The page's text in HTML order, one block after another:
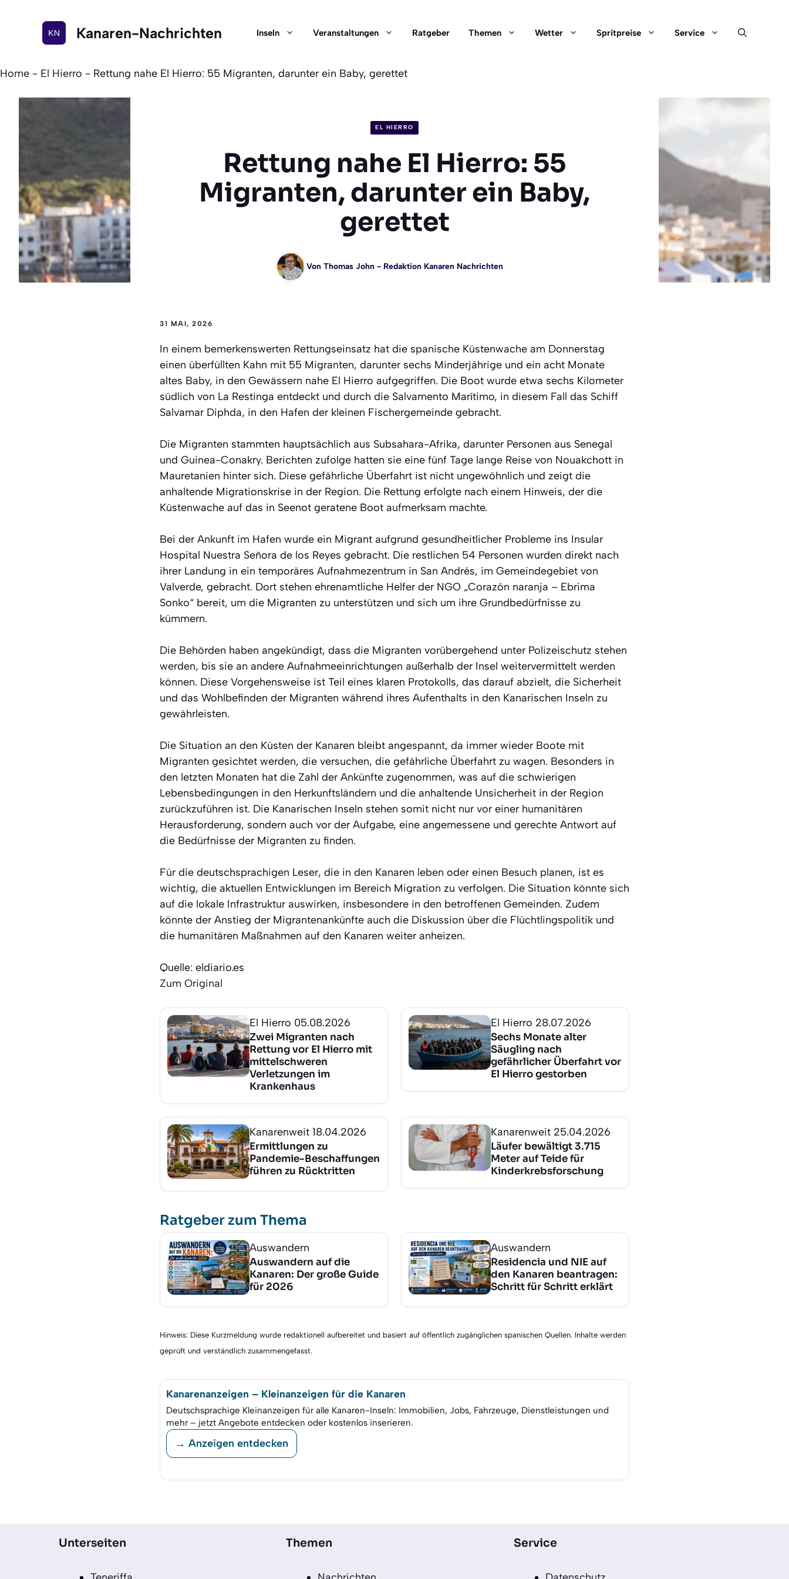
Kanaren-Nachrichten Inseln Veranstaltungen Ratgeber Themen Wetter Spritpreise Service
Home - El Hierro - Rettung nahe El Hierro: 55 Migranten, darunter ein Baby, gerettet
EL HIERRO
Rettung nahe El Hierro: 55
Migranten, darunter ein Baby,
gerettet
Von Thomas John- Redaktion Kanaren Nachrichten
31 MAI, 2026
In einem bemerkenswerten Rettungseinsatz hat die spanische Küstenwache am Donnerstag
einen überfüllten Kahn mit 55 Migranten, darunter sechs Minderjährige und ein acht Monate
altes Baby, in den Gewässern nahe El Hierro aufgegriffen. Die Boot wurde etwa sechs Kilometer
südlich von La Restinga entdeckt und durch die Salvamento Marítimo, in diesem Fall das Schiff
Salvamar Diphda, in den Hafen der kleinen Fischergemeinde gebracht.
Die Migranten stammten hauptsächlich aus Subsahara-Afrika, darunter Personen aus Senegal
und Guinea-Conakry. Berichten zufolge hatten sie eine fünf Tage lange Reise von Nouakchott in
Mauretanien hinter sich. Diese gefährliche Überfahrt ist nicht ungewöhnlich und zeigt die
anhaltende Migrationskrise in der Region. Die Rettung erfolgte nach einem Hinweis, der die
Küstenwache auf das in Seenot geratene Boot aufmerksam machte.
Bei der Ankunft im Hafen wurde ein Migrant aufgrund gesundheitlicher Probleme ins Insular
Hospital Nuestra Señora de los Reyes gebracht. Die restlichen 54 Personen wurden direkt nach
ihrer Landung in ein temporäres Aufnahmezentrum in San Andrés, im Gemeindegebiet von
Valverde, gebracht. Dort stehen ehrenamtliche Helfer der NGO „Corazón naranja – Ebrima
Sonko“ bereit, um die Migranten zu unterstützen und sich um ihre Grundbedürfnisse zu
kümmern.
Die Behörden haben angekündigt, dass die Migranten vorübergehend unter Polizeischutz stehen
werden, bis sie an andere Aufnahmeeinrichtungen außerhalb der Insel weitervermittelt werden
können. Diese Vorgehensweise ist Teil eines klaren Protokolls, das darauf abzielt, die Sicherheit
und das Wohlbefinden der Migranten während ihres Aufenthalts in den Kanarischen Inseln zu
gewährleisten.
Die Situation an den Küsten der Kanaren bleibt angespannt, da immer wieder Boote mit
Migranten gesichtet werden, die versuchen, die gefährliche Überfahrt zu wagen. Besonders in
den letzten Monaten hat die Zahl der Ankünfte zugenommen, was auf die schwierigen
Lebensbedingungen in den Herkunftsländern und die anhaltende Unsicherheit in der Region
zurückzuführen ist. Die Kanarischen Inseln stehen somit nicht nur vor einer humanitären
Herausforderung, sondern auch vor der Aufgabe, eine angemessene und gerechte Antwort auf
die Bedürfnisse der Migranten zu finden.
Für die deutschsprachigen Leser, die in den Kanaren leben oder einen Besuch planen, ist es
wichtig, die aktuellen Entwicklungen im Bereich Migration zu verfolgen. Die Situation könnte sich
auf die lokale Infrastruktur auswirken, insbesondere in den betroffenen Gemeinden. Zudem
könnte der Anstieg der Migrantenankünfte auch die Diskussion über die Flüchtlingspolitik und
die humanitären Maßnahmen auf den Kanaren weiter anheizen.
Quelle: eldiario.es
Zum Original
El Hierro 05.08.2026
Zwei Migranten nach
Rettung vor El Hierro mit
mittelschweren
Verletzungen im
Krankenhaus
El Hierro 28.07.2026
Sechs Monate alter
Säugling nach
gefährlicher Überfahrt vor
El Hierro gestorben
Kanarenweit 18.04.2026
Ermittlungen zu
Pandemie-Beschaffungen
führen zu Rücktritten
Kanarenweit 25.04.2026
Läufer bewältigt 3.715
Meter auf Teide für
Kinderkrebsforschung
Ratgeber zum Thema
Auswandern
Auswandern auf die
Kanaren: Der große Guide
für 2026
Auswandern
Residencia und NIE auf
den Kanaren beantragen:
Schritt für Schritt erklärt
Hinweis: Diese Kurzmeldung wurde redaktionell aufbereitet und basiert auf öffentlich zugänglichen spanischen Quellen. Inhalte werden
geprüft und verständlich zusammengefasst.
Kanarenanzeigen – Kleinanzeigen für die Kanaren
Deutschsprachige Kleinanzeigen für alle Kanaren-Inseln: Immobilien, Jobs, Fahrzeuge, Dienstleistungen und
mehr – jetzt Angebote entdecken oder kostenlos inserieren.
→ Anzeigen entdecken
Unterseiten Themen Service